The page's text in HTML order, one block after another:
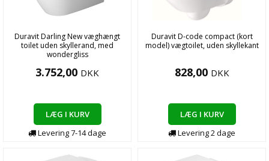
Duravit Darling New væghængt
toilet uden skyllerand, med
wondergliss
3.752,00 DKK
LÆG I KURV
Levering7-14dage
Duravit D-code compact (kort
model) vægtoilet, uden skyllekant
828,00 DKK
LÆG I KURV
Levering2dage